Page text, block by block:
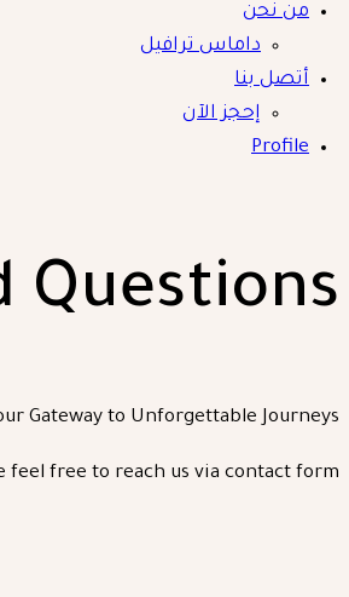
من نحن
داماس ترافيل
أتصل بنا
إحجز الآن
Profile
Questions
Gateway to Unforgettable Journeys
free to reach us via contact form.